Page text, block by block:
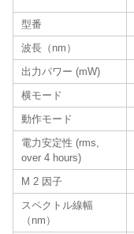
型番
波長（nm）
出力パワー (mW)
横モード
動作モード
電力安定性 (rms,
over 4 hours)
M 2 因子
スペクトル線幅
（nm）